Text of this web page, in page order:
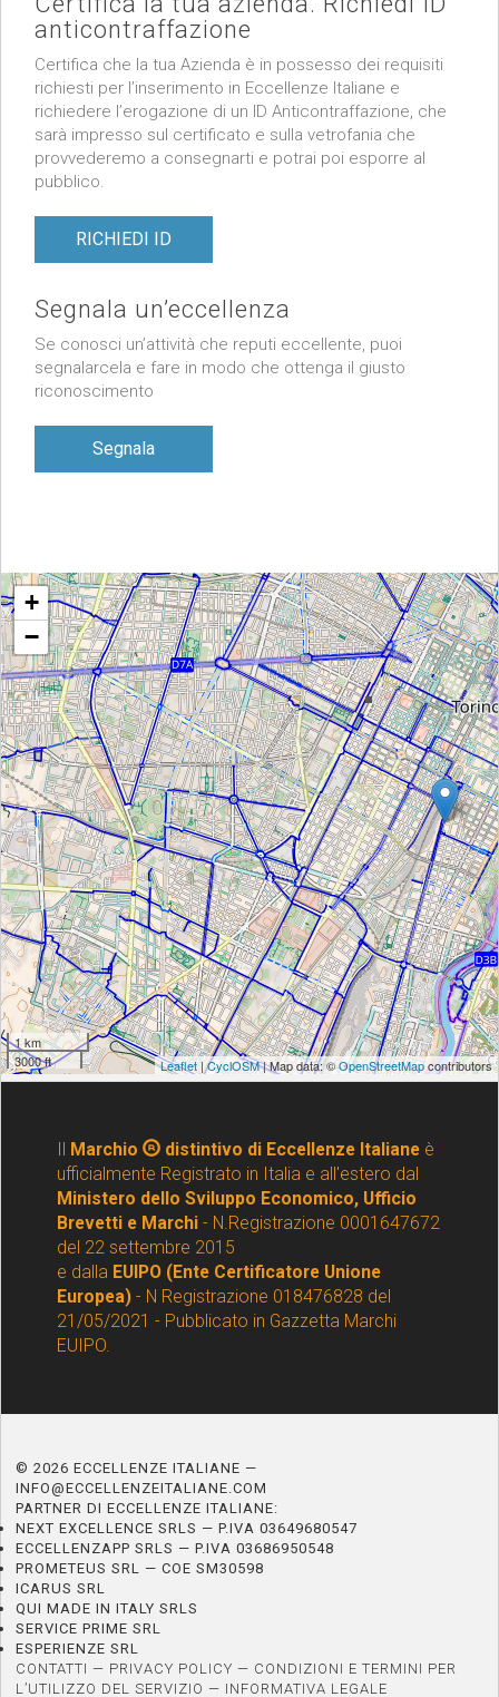
anticontraffazione
Certifica che la tua Azienda è in possesso dei requisiti
richiesti per l’inserimento in Eccellenze Italiane e
richiedere l’erogazione di un ID Anticontraffazione, che
sarà impresso sul certificato e sulla vetrofania che
provvederemo a consegnarti e potrai poi esporre al
pubblico.
RICHIEDI ID
Segnala un’eccellenza
Se conosci un’attività che reputi eccellente, puoi
segnalarcela e fare in modo che ottenga il giusto
riconoscimento
Segnala
Marchio distintivo di Eccellenze Italianeè
ufficialmente Registrato in Italia e all'estero dal
Ministero dello Sviluppo Economico, Ufficio
Brevetti e Marchi - N.Registrazione 0001647672
del 22 settembre 2015
e dalla EUIPO (Ente Certificatore Unione
Europea) - N Registrazione 018476828 del
21/05/2021 - Pubblicato in Gazzetta Marchi
EUIPO.
© 2026 ECCELLENZE ITALIANE —
INFO@ECCELLENZEITALIANE.COM
PARTNER DI ECCELLENZE ITALIANE:
NEXT EXCELLENCE SRLS — P.IVA 03649680547
ECCELLENZAPP SRLS — P.IVA 03686950548
PROMETEUS SRL — COE SM30598
ICARUS SRL
QUI MADE IN ITALY SRLS
SERVICE PRIME SRL
ESPERIENZE SRL
CONTATTI — PRIVACY POLICY — CONDIZIONI E TERMINI PER
L’UTILIZZO DEL SERVIZIO — INFORMATIVA LEGALE